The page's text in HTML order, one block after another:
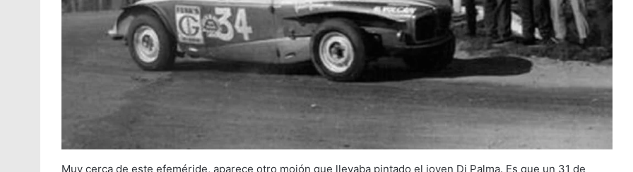
Muy cerca de este efeméride, aparece otro mojón que llevaba pintado el joven Di Palma. Es que un 31 de